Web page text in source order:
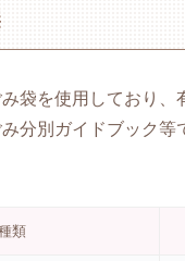
袋を使用しており、
分別ガイドブック等
類